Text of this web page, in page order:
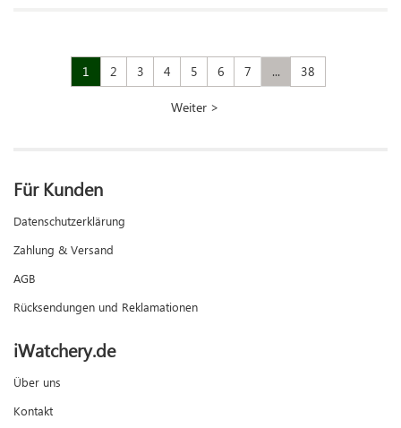
1 2 3 4 5 6 7 ... 38
Weiter >
Für Kunden
Datenschutzerklärung
Zahlung & Versand
AGB
Rücksendungen und Reklamationen
iWatchery.de
Über uns
Kontakt